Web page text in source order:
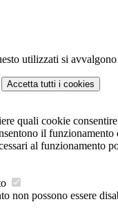
utilizzati si
Accetta tutti i cookies
quali cookie
il
al funzionamento
non possono essere